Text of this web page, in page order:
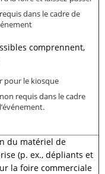
dans le cadre de
comprennent,
pour le kiosque
requis dans le cadre
du matériel de
(p. ex., dépliants et
la foire commerciale